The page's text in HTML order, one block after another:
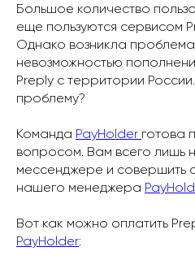
Большое количество
еще пользуются сервисом
Однако возникла
невозможностью
Preply с территории
проблему?
Команда PayHolder готова
вопросом. Вам всего лишь
мессенджере и совершить
нашего менеджера
Вот как можно оплатить
PayHolder: